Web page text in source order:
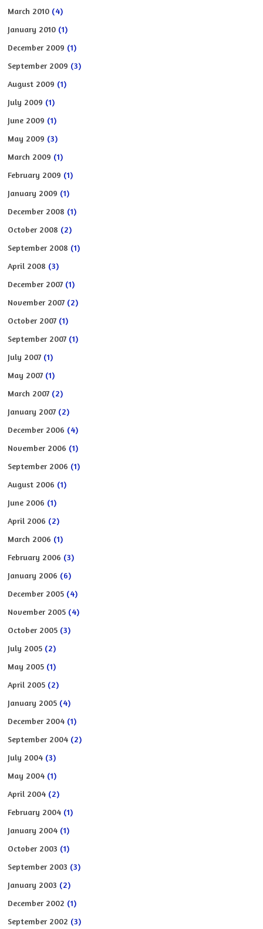
March 2010 (4)
January 2010 (1)
December 2009 (1)
September 2009 (3)
August 2009 (1)
July 2009 (1)
June 2009 (1)
May 2009 (3)
March 2009 (1)
February 2009 (1)
January 2009 (1)
December 2008 (1)
October 2008 (2)
September 2008 (1)
April 2008 (3)
December 2007 (1)
November 2007 (2)
October 2007 (1)
September 2007 (1)
July 2007 (1)
May 2007 (1)
March 2007 (2)
January 2007 (2)
December 2006 (4)
November 2006 (1)
September 2006 (1)
August 2006 (1)
June 2006 (1)
April 2006 (2)
March 2006 (1)
February 2006 (3)
January 2006 (6)
December 2005 (4)
November 2005 (4)
October 2005 (3)
July 2005 (2)
May 2005 (1)
April 2005 (2)
January 2005 (4)
December 2004 (1)
September 2004 (2)
July 2004 (3)
May 2004 (1)
April 2004 (2)
February 2004 (1)
January 2004 (1)
October 2003 (1)
September 2003 (3)
January 2003 (2)
December 2002 (1)
September 2002 (3)